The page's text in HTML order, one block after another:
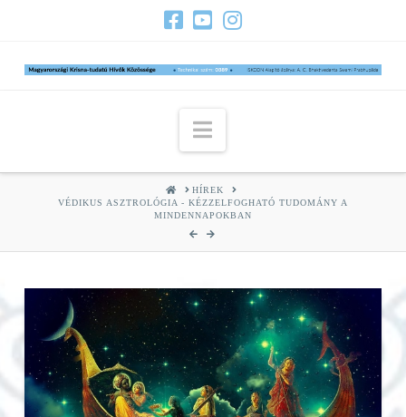
Navigation
HOMEHÍREK
VÉDIKUS ASZTROLÓGIA - KÉZZELFOGHATÓ TUDOMÁNY A
MINDENNAPOKBAN